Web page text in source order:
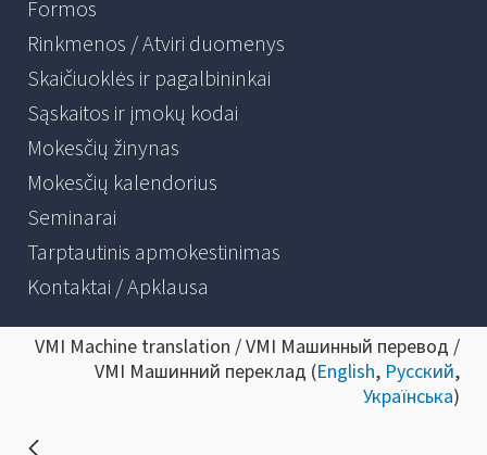
Formos
Rinkmenos / Atviri duomenys
Skaičiuoklės ir pagalbininkai
Sąskaitos ir įmokų kodai
Mokesčių žinynas
Mokesčių kalendorius
Seminarai
Tarptautinis apmokestinimas
Kontaktai / Apklausa
VMI Machine translation / VMI Машинный перевод /
VMI Машинний переклад (English, Русский,
Українська)